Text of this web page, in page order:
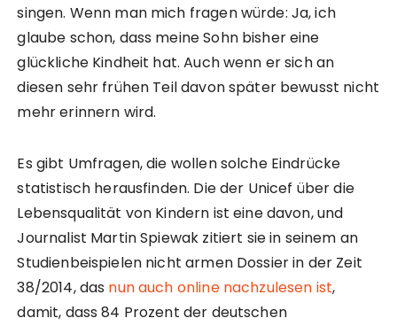
singen. Wenn man mich fragen würde: Ja, ich
glaube schon, dass meine Sohn bisher eine
glückliche Kindheit hat. Auch wenn er sich an
diesen sehr frühen Teil davon später bewusst nicht
mehr erinnern wird.
Es gibt Umfragen, die wollen solche Eindrücke
statistisch herausfinden. Die der Unicef über die
Lebensqualität von Kindern ist eine davon, und
Journalist Martin Spiewak zitiert sie in seinem an
Studienbeispielen nicht armen Dossier in der Zeit
38/2014, das nun auch online nachzulesen ist,
damit, dass 84 Prozent der deutschen